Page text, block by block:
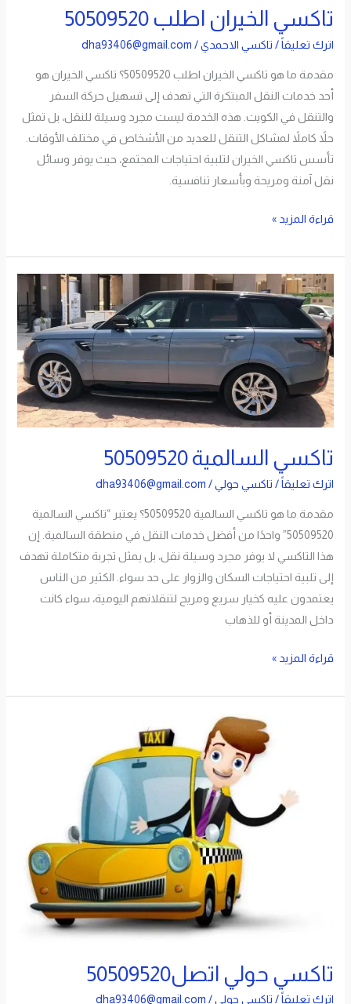
تاكسي الخيران اطلب 50509520
اترك تعليقاً / تاكسي الاحمدي/
dha93406@gmail.com
مقدمة ما هو تاكسي الخيران اطلب 50509520؟ تاكسي الخيران هو
أحد خدمات النقل المبتكرة التي تهدف إلى تسهيل حركة السفر
والتنقل في الكويت. هذه الخدمة ليست مجرد وسيلة للنقل، بل تمثل
حلاً كاملاً لمشاكل التنقل للعديد من الأشخاص في مختلف الأوقات.
تأسس تاكسي الخيران لتلبية احتياجات المجتمع، حيث يوفر وسائل
نقل آمنة ومريحة وبأسعار تنافسية.
قراءة المزيد »
تاكسي السالمية 50509520
اترك تعليقاً / تاكسي حولي/
dha93406@gmail.com
مقدمة ما هو تاكسي السالمية 50509520؟ يعتبر “تاكسي السالمية
50509520” واحدًا من أفضل خدمات النقل في منطقة السالمية. إن
هذا التاكسي لا يوفر مجرد وسيلة نقل، بل يمثل تجربة متكاملة تهدف
إلى تلبية احتياجات السكان والزوار على حد سواء. الكثير من الناس
يعتمدون عليه كخيار سريع ومريح لتنقلاتهم اليومية، سواء كانت
داخل المدينة أو للذهاب
تاكسي
السالمية
50509520
قراءة المزيد »
تاكسي حولي اتصل50509520
اترك تعليقاً / تاكسي حولي/
dha93406@gmail.com